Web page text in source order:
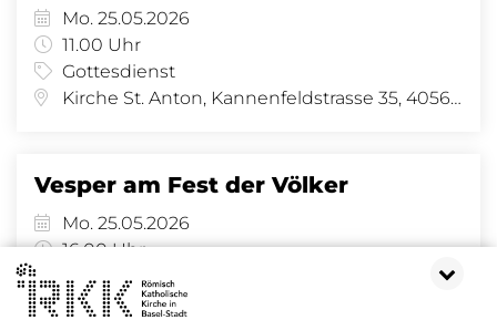
Mo. 25.05.2026
11.00 Uhr
Gottesdienst
Kirche St. Anton, Kannenfeldstrasse 35, 4056 Basel
Vesper am Fest der Völker
Mo. 25.05.2026
16.00 Uhr
Andacht/Gebet